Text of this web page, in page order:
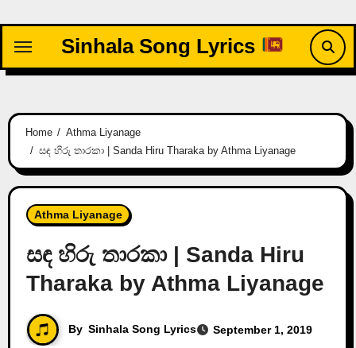
content
Sinhala Song Lyrics
Home
Athma Liyanage
සඳ හිරු තාරකා | Sanda Hiru Tharaka by Athma Liyanage
Athma Liyanage
සඳ හිරු තාරකා | Sanda Hiru
Tharaka by Athma Liyanage
By Sinhala Song Lyrics September 1, 2019